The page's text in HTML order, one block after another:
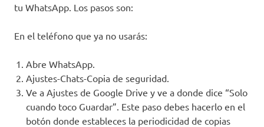
tu WhatsApp. Los pasos son:
En el teléfono que ya no usarás:
Abre WhatsApp.
Ajustes-Chats-Copia de seguridad.
Ve a Ajustes de Google Drive y ve a donde dice “Solo
cuando toco Guardar”. Este paso debes hacerlo en el
botón donde estableces la periodicidad de copias